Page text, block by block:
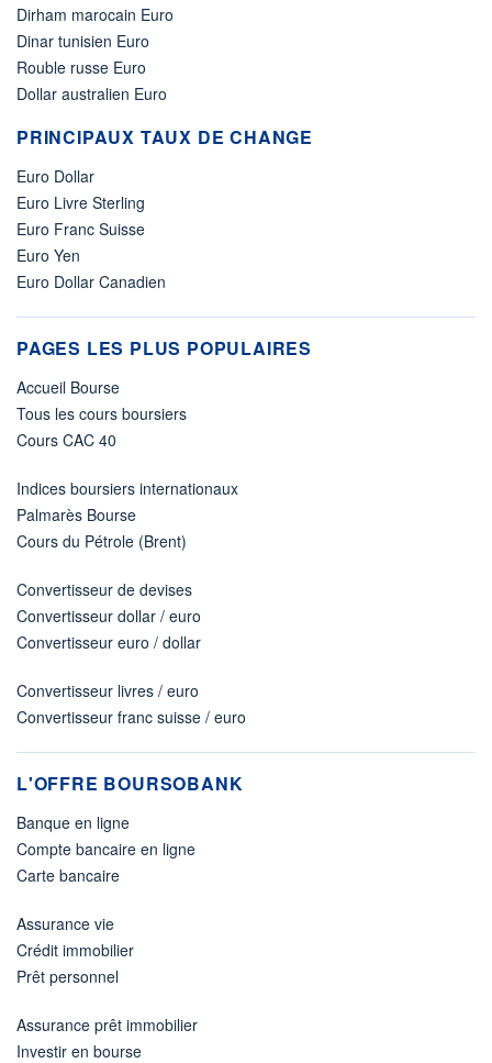
Dirham marocain Euro
Dinar tunisien Euro
Rouble russe Euro
Dollar australien Euro
PRINCIPAUX TAUX DE CHANGE
Euro Dollar
Euro Livre Sterling
Euro Franc Suisse
Euro Yen
Euro Dollar Canadien
PAGES LES PLUS POPULAIRES
Accueil Bourse
Tous les cours boursiers
Cours CAC 40
Indices boursiers internationaux
Palmarès Bourse
Cours du Pétrole (Brent)
Convertisseur de devises
Convertisseur dollar / euro
Convertisseur euro / dollar
Convertisseur livres / euro
Convertisseur franc suisse / euro
L'OFFRE BOURSOBANK
Banque en ligne
Compte bancaire en ligne
Carte bancaire
Assurance vie
Crédit immobilier
Prêt personnel
Assurance prêt immobilier
Investir en bourse